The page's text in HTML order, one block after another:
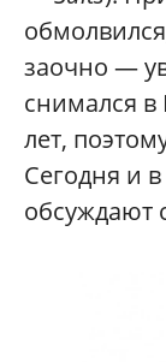
заочно —
снимался в
лет,
Сегодня и
обсуждают